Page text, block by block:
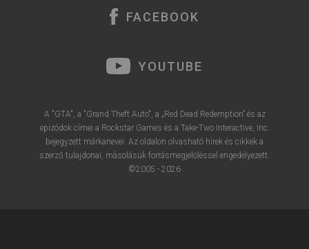
FACEBOOK
YOUTUBE
A "GTA", a "Grand Theft Auto", a „Red Dead Redemption” és az
epizódok címei a Rockstar Games és a Take-Two Interactive, Inc.
bejegyzett márkanevei. Az oldalon olvasható hírek és cikkek a
szerző tulajdonai, másolásuk forrásmegjelöléssel engedélyezett.
©2005 - 2026